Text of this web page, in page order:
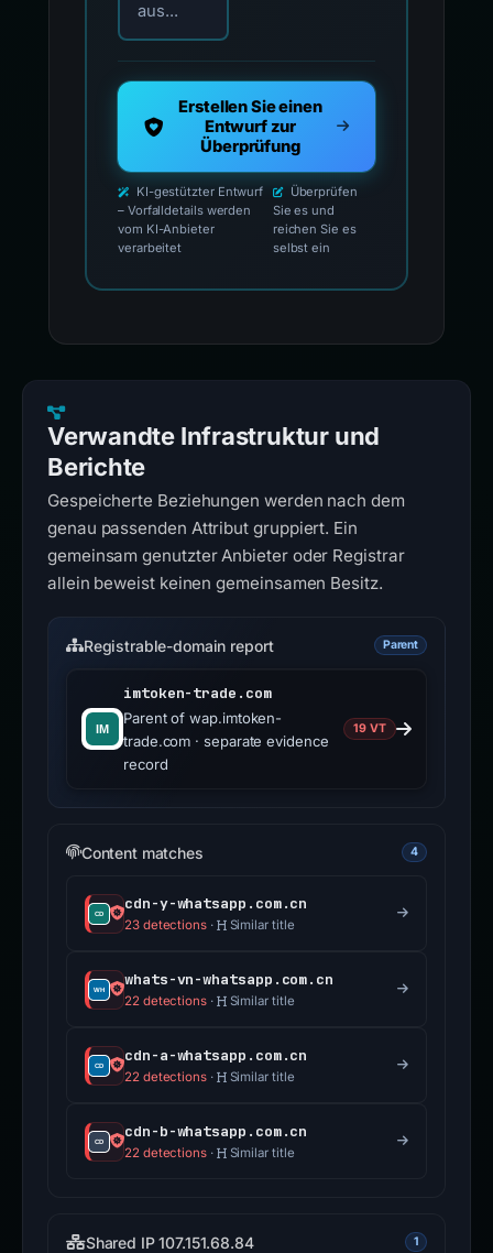
aus...
Erstellen Sie einen
Entwurf zur
Überprüfung
KI-gestützter Entwurf
– Vorfalldetails werden
vom KI-Anbieter
verarbeitet
Überprüfen
Sie es und
reichen Sie es
selbst ein
Verwandte Infrastruktur und
Berichte
Gespeicherte Beziehungen werden nach dem
genau passenden Attribut gruppiert. Ein
gemeinsam genutzter Anbieter oder Registrar
allein beweist keinen gemeinsamen Besitz.
Registrable-domain report Parent
imtoken-trade.com
Parent of wap.imtoken-
trade.com · separate evidence
record
19 VT
Content matches 4
cdn-y-whatsapp.com.cn
23 detections· Similar title
whats-vn-whatsapp.com.cn
22 detections· Similar title
cdn-a-whatsapp.com.cn
22 detections· Similar title
cdn-b-whatsapp.com.cn
22 detections· Similar title
Shared IP 107.151.68.84 1